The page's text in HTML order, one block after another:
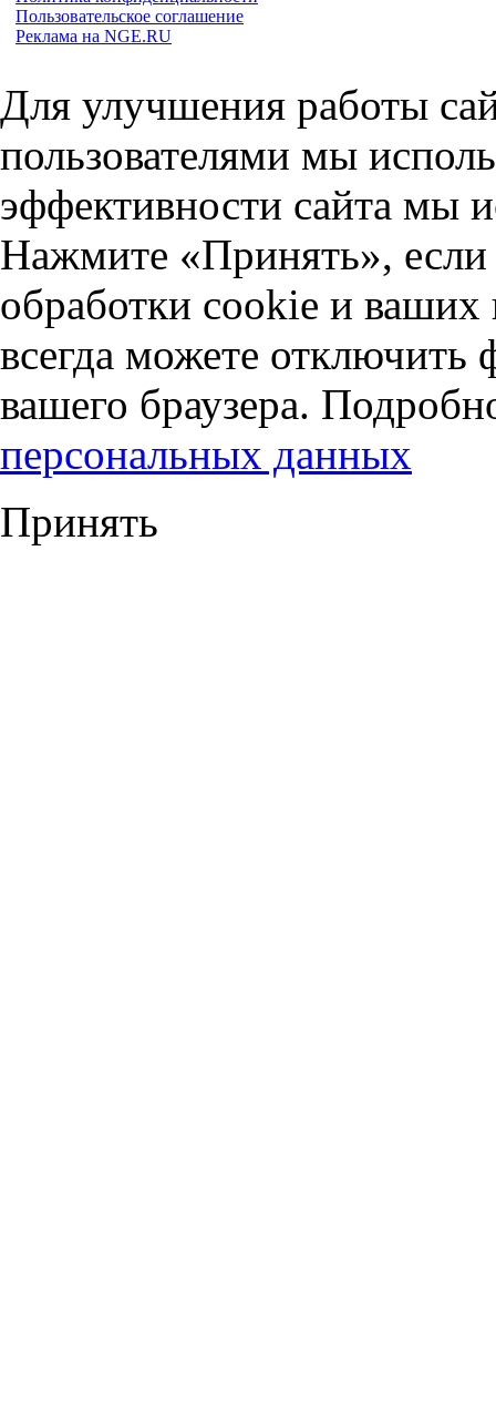
Пользовательское соглашение
Реклама на NGE.RU
Для улучшения работы
пользователями мы
эффективности сайта мы
Нажмите «Принять», если
обработки cookie и
всегда можете отключить
вашего браузера.
персональных данных
Принять